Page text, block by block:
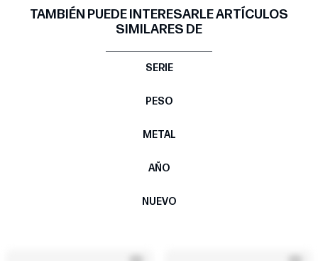
TAMBIÉN PUEDE INTERESARLE ARTÍCULOS
SIMILARES DE
SERIE
PESO
METAL
AÑO
NUEVO